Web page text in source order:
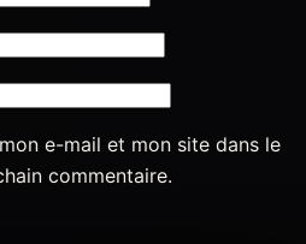
e-mail et mon site dans le
commentaire.